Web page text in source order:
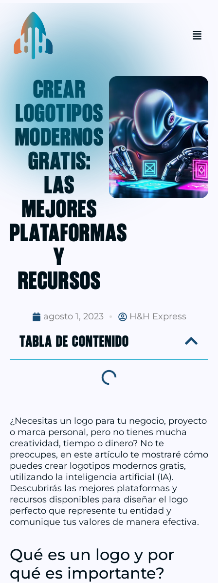
Crear
logotipos
modernos
gratis:
las
mejores
plataformas
y
recursos
agosto 1, 2023 H&H Express
TABLA DE CONTENIDO
¿Necesitas un logo para tu negocio, proyecto
o marca personal, pero no tienes mucha
creatividad, tiempo o dinero? No te
preocupes, en este artículo te mostraré cómo
puedes crear logotipos modernos gratis,
utilizando la inteligencia artificial (IA).
Descubrirás las mejores plataformas y
recursos disponibles para diseñar el logo
perfecto que represente tu entidad y
comunique tus valores de manera efectiva.
Qué es un logo y por
qué es importante?